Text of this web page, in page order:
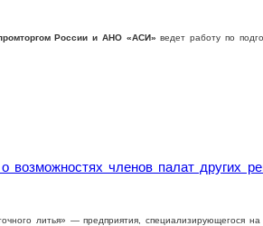
России и АНО «АСИ»ведет работу по
членов палат других
литья» — предприятия, специализирующегося